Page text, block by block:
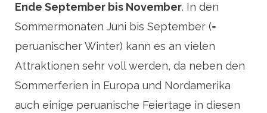
Ende September bis November. In den
Sommermonaten Juni bis September (=
peruanischer Winter) kann es an vielen
Attraktionen sehr voll werden, da neben den
Sommerferien in Europa und Nordamerika
auch einige peruanische Feiertage in diesen